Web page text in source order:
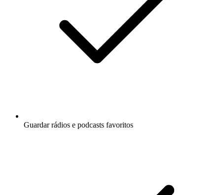
Guardar rádios e podcasts favoritos